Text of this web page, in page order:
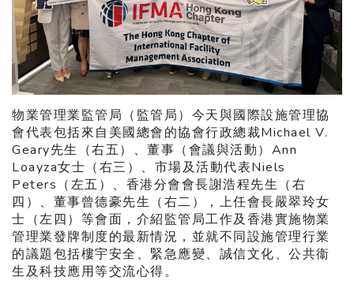
物業管理業監管局（監管局）今天與國際設施管理協
會代表包括來自美國總會的協會行政總裁Michael V.
Geary先生（右五）、董事（會議與活動）Ann
Loayza女士（右三）、市場及活動代表Niels
Peters（左五）、香港分會會長謝浩程先生（右
四）、董事曾德豪先生（右二），上任會長嚴翠玲女
士（左四）等會面，介紹監管局工作及香港實施物業
管理業發牌制度的最新情況，並就不同設施管理行業
的議題包括樓宇安全、緊急應變、誠信文化、公共衞
生及科技應用等交流心得。